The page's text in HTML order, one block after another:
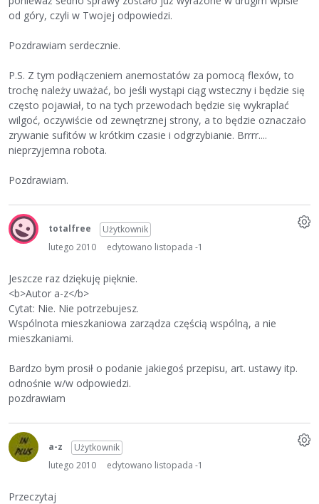
od góry, czyli w Twojej odpowiedzi.
Pozdrawiam serdecznie.
P.S. Z tym podłączeniem anemostatów za pomocą flexów, to
trochę należy uważać, bo jeśli wystąpi ciąg wsteczny i będzie się
często pojawiał, to na tych przewodach będzie się wykraplać
wilgoć, oczywiście od zewnętrznej strony, a to będzie oznaczało
zrywanie sufitów w krótkim czasie i odgrzybianie. Brrrr....
nieprzyjemna robota.
Pozdrawiam.
totalfree
Użytkownik
lutego 2010
edytowano listopada -1
Jeszcze raz dziękuję pięknie.
<b>Autor a-z</b>
Cytat: Nie. Nie potrzebujesz.
Wspólnota mieszkaniowa zarządza częścią wspólną, a nie
mieszkaniami.
Bardzo bym prosił o podanie jakiegoś przepisu, art. ustawy itp.
odnośnie w/w odpowiedzi.
pozdrawiam
a-z
Użytkownik
lutego 2010
edytowano listopada -1
Przeczytaj